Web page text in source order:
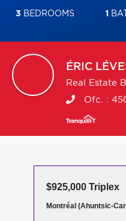
3 BEDROOMS 1
ÉRIC
Real Estate
Ofc. :
$925,000 Triplex
Montréal (Ahuntsic-